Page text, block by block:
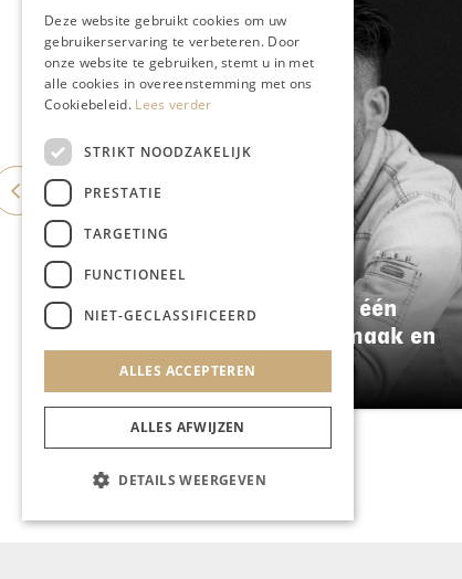
GASTRONOMIE
Damianz stapt over naar één
menu: meer kwaliteit, smaak en
duurzaamheid
Deze website gebruikt cookies om uw
gebruikerservaring te verbeteren. Door
onze website te gebruiken, stemt u in met
alle cookies in overeenstemming met ons
Cookiebeleid. Lees verder
STRIKT NOODZAKELIJK
PRESTATIE
TARGETING
FUNCTIONEEL
NIET-GECLASSIFICEERD
ALLES ACCEPTEREN
ALLES AFWIJZEN
DETAILS WEERGEVEN